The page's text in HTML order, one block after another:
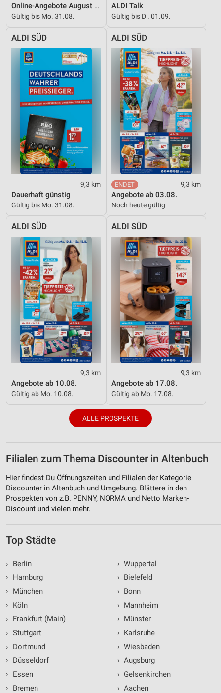
Online-Angebote August 2026
Gültig bis Mo. 31.08.
ALDI Talk
Gültig bis Di. 01.09.
ALDI SÜD
9,3 km
Dauerhaft günstig
Gültig bis Mo. 31.08.
ALDI SÜD
9,3 km
Angebote ab 03.08.
Noch heute gültig
ALDI SÜD
9,3 km
Angebote ab 10.08.
Gültig ab Mo. 10.08.
ALDI SÜD
9,3 km
Angebote ab 17.08.
Gültig ab Mo. 17.08.
ALLE PROSPEKTE
Filialen zum Thema Discounter in Altenbuch
Hier findest Du Öffnungszeiten und Filialen der Kategorie
Discounter in Altenbuch und Umgebung. Blättere in den
Prospekten von z.B. PENNY, NORMA und Netto Marken-
Discount und vielen mehr.
Top Städte
›
Berlin
›
Hamburg
›
München
›
Köln
›
Frankfurt (Main)
› Stuttgart
›
Dortmund
›
Düsseldorf
›
Essen
›
Bremen
› Wuppertal
› Bielefeld
› Bonn
› Mannheim
› Münster
› Karlsruhe
› Wiesbaden
› Augsburg
› Gelsenkirchen
› Aachen